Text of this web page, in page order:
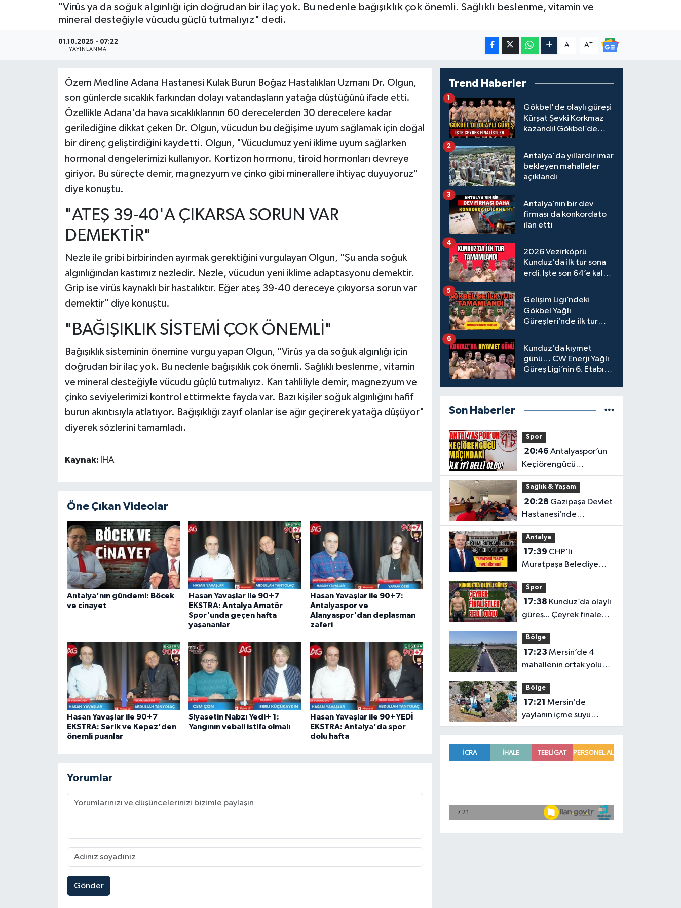
"Virüs ya da soğuk algınlığı için doğrudan bir ilaç yok. Bu nedenle bağışıklık çok önemli. Sağlıklı beslenme, vitamin ve
mineral desteğiyle vücudu güçlü tutmalıyız" dedi.
01.10.2025 - 07:22
YAYINLANMA
A- A+
Özem Medline Adana Hastanesi Kulak Burun Boğaz Hastalıkları Uzmanı Dr. Olgun,
son günlerde sıcaklık farkından dolayı vatandaşların yatağa düştüğünü ifade etti.
Özellikle Adana'da hava sıcaklıklarının 60 derecelerden 30 derecelere kadar
gerilediğine dikkat çeken Dr. Olgun, vücudun bu değişime uyum sağlamak için doğal
bir direnç geliştirdiğini kaydetti. Olgun, "Vücudumuz yeni iklime uyum sağlarken
hormonal dengelerimizi kullanıyor. Kortizon hormonu, tiroid hormonları devreye
giriyor. Bu süreçte demir, magnezyum ve çinko gibi minerallere ihtiyaç duyuyoruz"
diye konuştu.
"ATEŞ 39-40'A ÇIKARSA SORUN VAR
DEMEKTİR"
Nezle ile gribi birbirinden ayırmak gerektiğini vurgulayan Olgun, "Şu anda soğuk
algınlığından kastımız nezledir. Nezle, vücudun yeni iklime adaptasyonu demektir.
Grip ise virüs kaynaklı bir hastalıktır. Eğer ateş 39-40 dereceye çıkıyorsa sorun var
demektir" diye konuştu.
"BAĞIŞIKLIK SİSTEMİ ÇOK ÖNEMLİ"
Bağışıklık sisteminin önemine vurgu yapan Olgun, "Virüs ya da soğuk algınlığı için
doğrudan bir ilaç yok. Bu nedenle bağışıklık çok önemli. Sağlıklı beslenme, vitamin
ve mineral desteğiyle vücudu güçlü tutmalıyız. Kan tahliliyle demir, magnezyum ve
çinko seviyelerimizi kontrol ettirmekte fayda var. Bazı kişiler soğuk algınlığını hafif
burun akıntısıyla atlatıyor. Bağışıklığı zayıf olanlar ise ağır geçirerek yatağa düşüyor"
diyerek sözlerini tamamladı.
Kaynak: İHA
Öne Çıkan Videolar
Antalya'nın gündemi: Böcek
ve cinayet
Hasan Yavaşlar ile 90+7
EKSTRA: Antalya Amatör
Spor'unda geçen hafta
yaşananlar
Hasan Yavaşlar ile 90+7:
Antalyaspor ve
Alanyaspor'dan deplasman
zaferi
Hasan Yavaşlar ile 90+7
EKSTRA: Serik ve Kepez'den
önemli puanlar
Siyasetin Nabzı Yedi+ 1:
Yangının vebali istifa olmalı
Hasan Yavaşlar ile 90+YEDİ
EKSTRA: Antalya'da spor
dolu hafta
Yorumlar
Gönder
Trend Haberler
Gökbel'de olaylı güreşi
Kürşat Şevki Korkmaz
kazandı! Gökbel’de
Gürbüz elendi!
1
Antalya'da yıllardır imar
bekleyen mahalleler
açıklandı
2
Antalya’nın bir dev
firması da konkordato
ilan etti
3
2026 Vezirköprü
Kunduz’da ilk tur sona
erdi. İşte son 64’e kalan
4
Gelişim Ligi’ndeki
Gökbel Yağlı
Güreşleri’nde ilk tur
5
Kunduz’da kıymet
günü… CW Enerji Yağlı
Güreş Ligi’nin 6. Etabı
6
Son Haberler
Spor
20:46
Keçiörengücü
maçındaki ilk 11'i belli
oldu!
Sağlık & Yaşam
20:28
Hastanesi’nde
çalışanların talepleri
masaya yatırıldı
Antalya
17:39
Muratpaşa Belediye
Başkanı Ümit Uysal
TBMM’deki yasaya tepki
gösterdi
Spor
17:38
güreş... Çeyrek finale
kalan başpehlivanlar
belli oldu
Bölge
17:23
mahallenin ortak yolu
yenilendi
Bölge
17:21
yaylanın içme suyu
kapasitesi 2 katına
Kültür & Sanat
Resmi İlan